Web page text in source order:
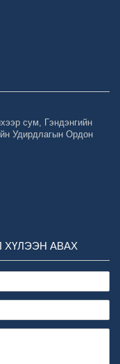
сум, Гэндэнгийн
Удирдлагын Ордон
ХҮЛЭЭН АВАХ